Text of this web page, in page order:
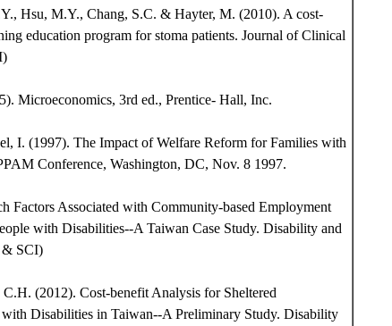
Hsu, M.Y., Chang, S.C. & Hayter, M. (2010). A cost-
education program for stoma patients. Journal of Clinical
Microeconomics, 3rd ed., Prentice- Hall, Inc.
I. (1997). The Impact of Welfare Reform for Families with
Conference, Washington, DC, Nov. 8 1997.
Factors Associated with Community-based Employment
with Disabilities--A Taiwan Case Study. Disability and
& SCI)
(2012). Cost-benefit Analysis for Sheltered
Disabilities in Taiwan--A Preliminary Study. Disability